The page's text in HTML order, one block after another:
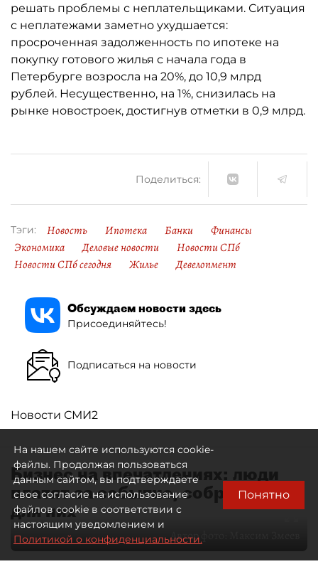
решать проблемы с неплательщиками. Ситуация
с неплатежами заметно ухудшается:
просроченная задолженность по ипотеке на
покупку готового жилья с начала года в
Петербурге возросла на 20%, до 10,9 млрд
рублей. Несущественно, на 1%, снизилась на
рынке новостроек, достигнув отметки в 0,9 млрд.
Поделиться:
Тэги: Новость Ипотека Банки
Финансы
Экономика
Деловые новости
Новости СПб
Новости СПб сегодня
Жилье Девелопмент
Обсуждаем новости здесь
Присоединяйтесь!
Подписаться на новости
Новости СМИ2
Бизнес на впечатлениях: люди
платят за событие, собранное
для них
Автор фото:
На нашем сайте используются cookie-
файлы. Продолжая пользоваться
данным сайтом, вы подтверждаете
свое согласие на использование
файлов cookie в соответствии с
настоящим уведомлением и
Политикой о конфиденциальности.
Понятно